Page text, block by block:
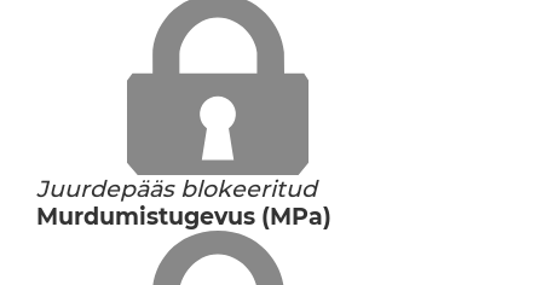
Juurdepääs blokeeritud
Murdumistugevus (MPa)